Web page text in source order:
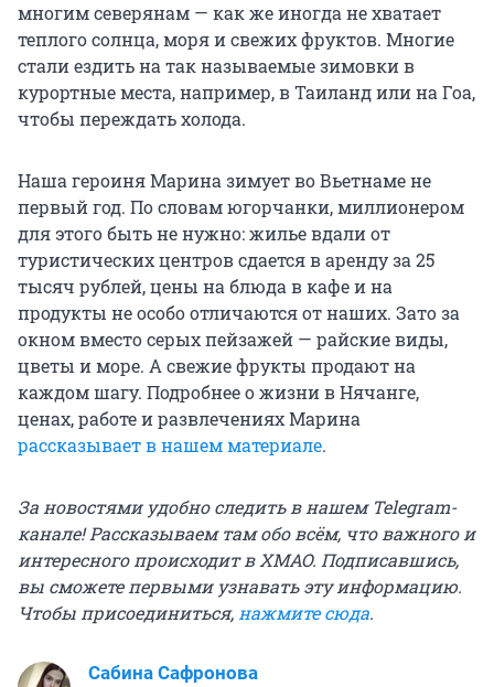
многим северянам — как же иногда не хватает
теплого солнца, моря и свежих фруктов. Многие
стали ездить на так называемые зимовки в
курортные места, например, в Таиланд или на Гоа,
чтобы переждать холода.
Наша героиня Марина зимует во Вьетнаме не
первый год. По словам югорчанки, миллионером
для этого быть не нужно: жилье вдали от
туристических центров сдается в аренду за 25
тысяч рублей, цены на блюда в кафе и на
продукты не особо отличаются от наших. Зато за
окном вместо серых пейзажей — райские виды,
цветы и море. А свежие фрукты продают на
каждом шагу. Подробнее о жизни в Нячанге,
ценах, работе и развлечениях Марина
рассказывает в нашем материале.
За новостями удобно следить в нашем Telegram-
канале! Рассказываем там обо всём, что важного и
интересного происходит в ХМАО. Подписавшись,
вы сможете первыми узнавать эту информацию.
Чтобы присоединиться,нажмите сюда.
Сабина Сафронова